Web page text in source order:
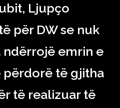
Ljupço
për DW se nuk
emrin e
të gjitha
të realizuar të